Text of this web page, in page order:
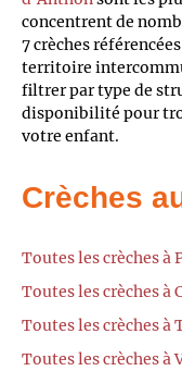
concentrent de
7 crèches
territoire
filtrer par type de
disponibilité pour
votre enfant.
Crèches
Toutes les crèches
Toutes les crèches à
Toutes les crèches
Toutes les crèches